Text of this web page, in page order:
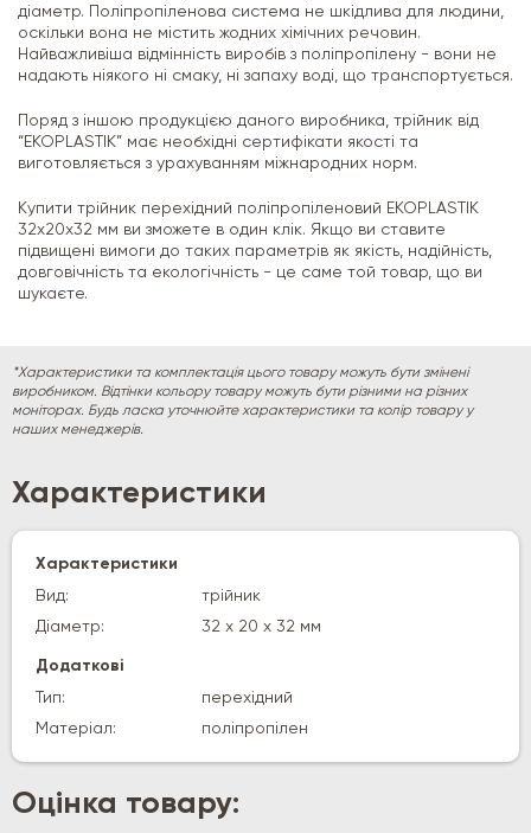
діаметр. Поліпропіленова система не шкідлива для людини,
оскільки вона не містить жодних хімічних речовин.
Найважливіша відмінність виробів з поліпропілену - вони не
надають ніякого ні смаку, ні запаху воді, що транспортується.
Поряд з іншою продукцією даного виробника, трійник від
“EKOPLASTIK” має необхідні сертифікати якості та
виготовляється з урахуванням міжнародних норм.
Купити трійник перехідний поліпропіленовий EKOPLASTIK
32х20х32 мм ви зможете в один клік. Якщо ви ставите
підвищені вимоги до таких параметрів як якість, надійність,
довговічність та екологічність - це саме той товар, що ви
шукаєте.
*Характеристики та комплектація цього товару можуть бути змінені
виробником. Відтінки кольору товару можуть бути різними на різних
моніторах. Будь ласка уточнюйте характеристики та колір товару у
наших менеджерів.
Характеристики
Характеристики
Вид:
трійник
Діаметр:
32 х 20 х 32 мм
Додаткові
Тип:
перехідний
Матеріал:
поліпропілен
Оцінка товару: